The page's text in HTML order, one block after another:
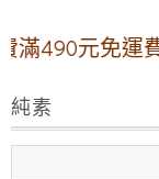
元免運費〞
純素